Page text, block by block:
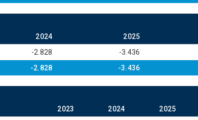
2024 2025
-2.828 -3.436
-2.828 -3.436
2023
2024 2025